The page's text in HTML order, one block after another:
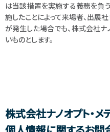
は当該措置を実施する義務を負う
施したことによって来場者、出展
が発生した場合でも、株式会社ナ
いものとします。
株式会社ナノオプト・メ